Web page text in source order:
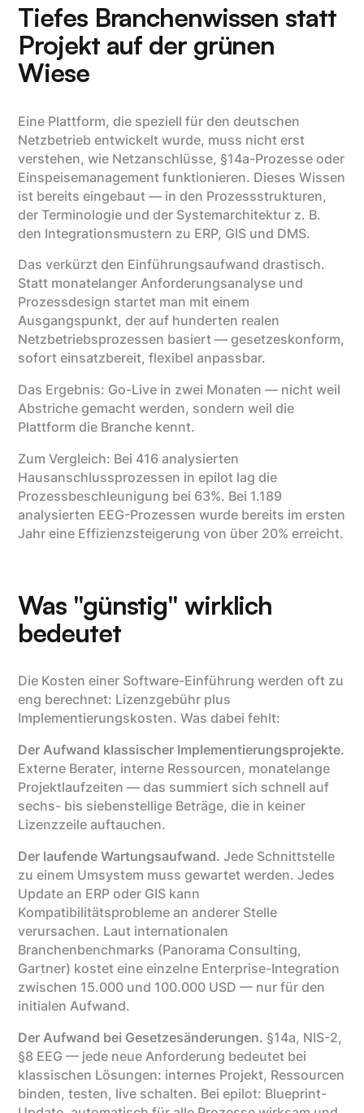
Tiefes Branchenwissen statt
Projekt auf der grünen
Wiese
Eine Plattform, die speziell für den deutschen
Netzbetrieb entwickelt wurde, muss nicht erst
verstehen, wie Netzanschlüsse, §14a-Prozesse oder
Einspeisemanagement funktionieren. Dieses Wissen
ist bereits eingebaut — in den Prozessstrukturen,
der Terminologie und der Systemarchitektur z. B.
den Integrationsmustern zu ERP, GIS und DMS.
Das verkürzt den Einführungsaufwand drastisch.
Statt monatelanger Anforderungsanalyse und
Prozessdesign startet man mit einem
Ausgangspunkt, der auf hunderten realen
Netzbetriebsprozessen basiert — gesetzeskonform,
sofort einsatzbereit, flexibel anpassbar.
Das Ergebnis: Go-Live in zwei Monaten — nicht weil
Abstriche gemacht werden, sondern weil die
Plattform die Branche kennt.
Zum Vergleich: Bei 416 analysierten
Hausanschlussprozessen in epilot lag die
Prozessbeschleunigung bei 63%. Bei 1.189
analysierten EEG-Prozessen wurde bereits im ersten
Jahr eine Effizienzsteigerung von über 20% erreicht.
Was "günstig" wirklich
bedeutet
Die Kosten einer Software-Einführung werden oft zu
eng berechnet: Lizenzgebühr plus
Implementierungskosten. Was dabei fehlt:
Der Aufwand klassischer Implementierungsprojekte.
Externe Berater, interne Ressourcen, monatelange
Projektlaufzeiten — das summiert sich schnell auf
sechs- bis siebenstellige Beträge, die in keiner
Lizenzzeile auftauchen.
Der laufende Wartungsaufwand. Jede Schnittstelle
zu einem Umsystem muss gewartet werden. Jedes
Update an ERP oder GIS kann
Kompatibilitätsprobleme an anderer Stelle
verursachen. Laut internationalen
Branchenbenchmarks (Panorama Consulting,
Gartner) kostet eine einzelne Enterprise-Integration
zwischen 15.000 und 100.000 USD — nur für den
initialen Aufwand.
Der Aufwand bei Gesetzesänderungen. §14a, NIS-2,
§8 EEG — jede neue Anforderung bedeutet bei
klassischen Lösungen: internes Projekt, Ressourcen
binden, testen, live schalten. Bei epilot: Blueprint-